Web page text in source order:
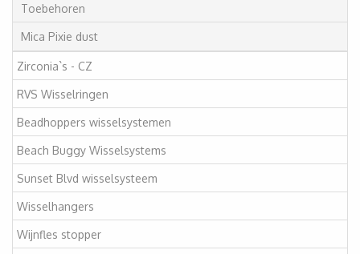
Toebehoren
Mica Pixie dust
Zirconia`s - CZ
RVS Wisselringen
Beadhoppers wisselsystemen
Beach Buggy Wisselsystems
Sunset Blvd wisselsysteem
Wisselhangers
Wijnfles stopper